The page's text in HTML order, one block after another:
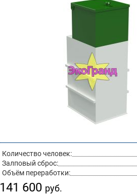
Количество человек:
Залповый сброс:
Объём переработки:
141 600 руб.